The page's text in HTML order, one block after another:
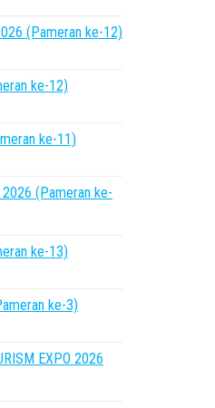
(Pameran ke-12)
ke-12)
ke-11)
2026 (Pameran ke-
ke-13)
ke-3)
EXPO 2026